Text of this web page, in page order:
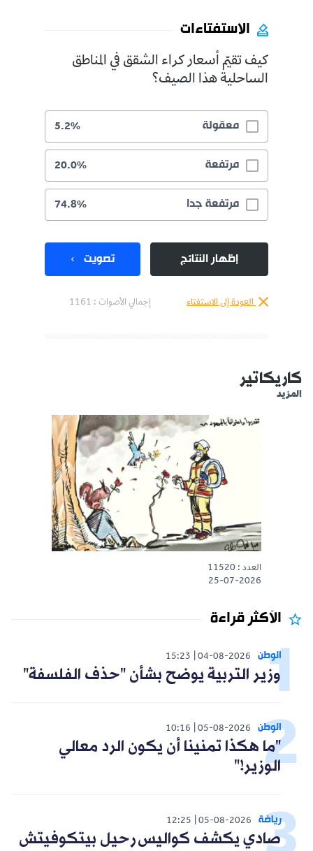
الاستفتاءات
كيف تقيّم أسعار كراء الشقق في المناطق
الساحلية هذا الصيف؟
معقولة 5.2%
مرتفعة 20.0%
مرتفعة جدا 74.8%
إظهار النتائج تصويت
العودة إلى الاستفتاء إجمالي الأصوات : 1161
كاريكاتير
المزيد
العدد : 11520
25-07-2026
الأكثر قراءة
الوطن 04-08-2026
15:23
وزير التربية يوضح بشأن "حذف الفلسفة"
الوطن 05-08-2026
10:16
"ما هكذا تمنينا أن يكون الرد معالي
الوزير!"
رياضة 05-08-2026
12:25
صادي يكشف كواليس رحيل بيتكوفيتش